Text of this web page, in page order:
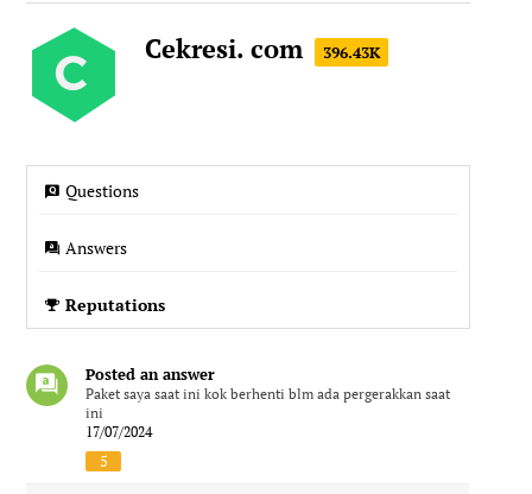
Cekresi. com 396.43K
Questions
Answers
Reputations
Posted an answer
Paket saya saat ini kok berhenti blm ada pergerakkan saat
ini
17/07/2024
5